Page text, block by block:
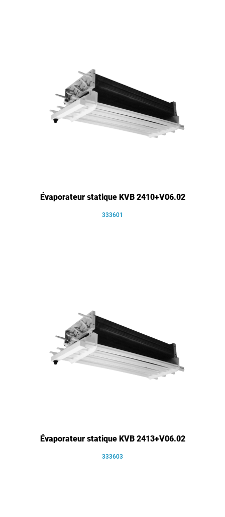
Évaporateur statique KVB 2410+V06.02
333601
Évaporateur statique KVB 2413+V06.02
333603